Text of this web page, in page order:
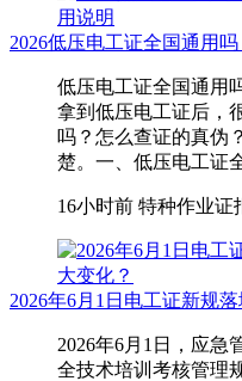
2026低压电工证全国通用
低压电工证全国通用
拿到低压电工证后，
吗？怎么查证的真伪
楚。一、低压电工证
16小时前 特种作业证
2026年6月1日电工证新规
2026年6月1日，应急
全技术培训考核管理